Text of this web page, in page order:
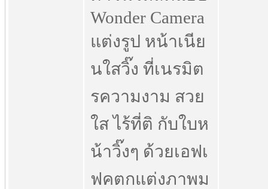
Wonder Camera
แต่งรูป หน้าเนีย
นใสวิ๊ง ที่เนรมิต
รความงาม สวย
ใส ไร้ที่ติ กับใบห
น้าวิ๊งๆ ด้วยเอฟเ
ฟคตกแต่งภาพม